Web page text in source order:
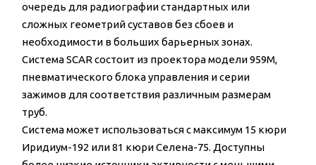
очередь для радиографии стандартных или
сложных геометрий суставов без сбоев и
необходимости в больших барьерных зонах.
Система SCAR состоит из проектора модели 959М,
пневматического блока управления и серии
зажимов для соответствия различным размерам
труб.
Система может использоваться с максимум 15 кюри
Иридиум-192 или 81 кюри Селена-75. Доступны